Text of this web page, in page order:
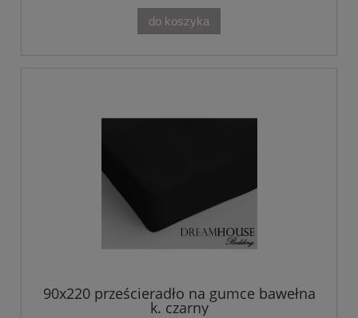
do koszyka
90x220 prześcieradło na gumce bawełna
k. czarny